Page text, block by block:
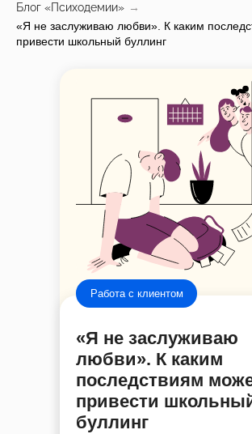
Блог «Психодемии» →
«Я не заслуживаю любви». К каким
привести школьный буллинг
«Я не заслуживаю
любви». К каким
последствиям
привести
буллинг
Работа с клиентом